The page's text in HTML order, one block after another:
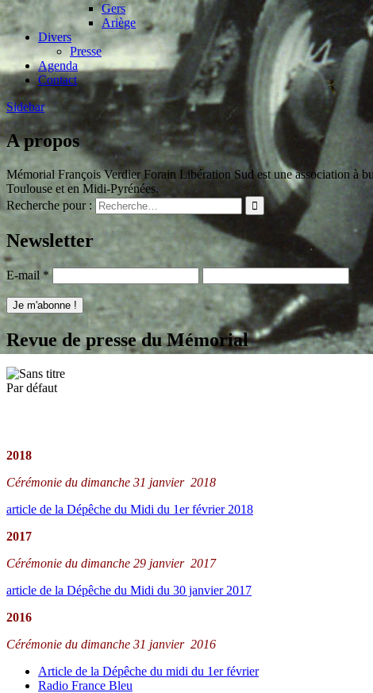
Gers
Ariège
Divers
Presse
Agenda
Contact
Sidebar
A propos
Mémorial François Verdier Forain Libération Sud est une association à
Toulouse et en Midi-Pyrénées.
Recherche pour :
Newsletter
E-mail *
Revue de presse du Mémorial
Par défaut
2018
Cérémonie du dimanche 31 janvier 2018
article de la Dépêche du Midi du 1er février 2018
2017
Cérémonie du dimanche 29 janvier 2017
article de la Dépêche du Midi du 30 janvier 2017
2016
Cérémonie du dimanche 31 janvier 2016
Article de la Dépêche du midi du 1er février
Radio France Bleu